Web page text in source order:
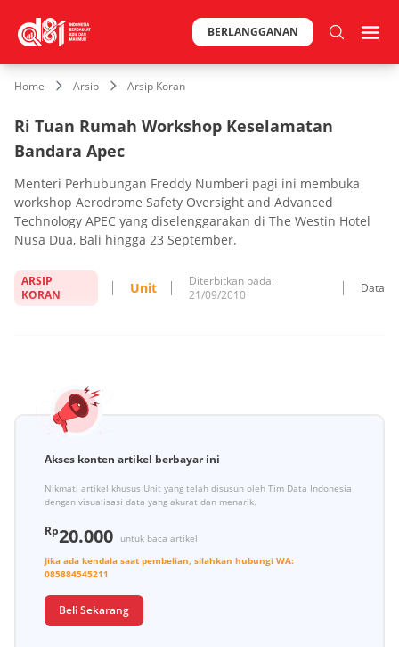
BERLANGGANAN
Home Arsip Arsip Koran
Ri Tuan Rumah Workshop Keselamatan
Bandara Apec
Menteri Perhubungan Freddy Numberi pagi ini membuka
workshop Aerodrome Safety Oversight and Advanced
Technology APEC yang diselenggarakan di The Westin Hotel
Nusa Dua, Bali hingga 23 September.
ARSIP
KORAN
Unit
Diterbitkan pada:
21/09/2010
Data
Akses konten artikel berbayar ini
Nikmati artikel khusus Unit yang telah disusun oleh Tim Data Indonesia
dengan visualisasi data yang akurat dan menarik.
Rp20.000
untuk baca artikel
Jika ada kendala saat pembelian, silahkan hubungi WA:
085884545211
Beli Sekarang